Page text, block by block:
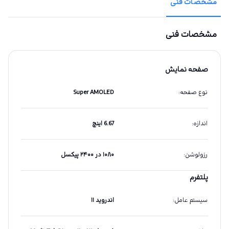
مشخصات فنی
مشخصات فنی
صفحه نمایش
نوع صفحه:
Super AMOLED
اندازه: 6.67 اینچ
رزولوشن: ۱۰۸۰ در ۲۴۰۰ پیکسل
پلتفرم
سیستم عامل: اندروید ۱۱